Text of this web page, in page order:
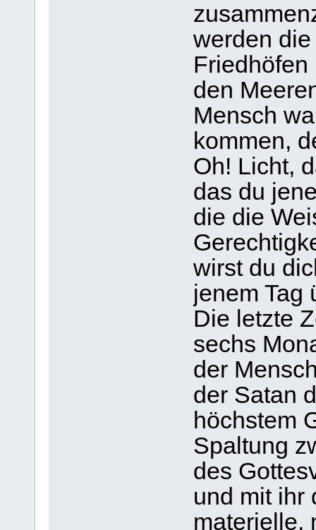
werden
den
Mensch
kommen,
Oh! Licht,
das du
die die
wirst du
jenem Tag
Die letzte
sechs
der
der Satan
höchstem
Spaltung
des
und mit ihr
materielle,